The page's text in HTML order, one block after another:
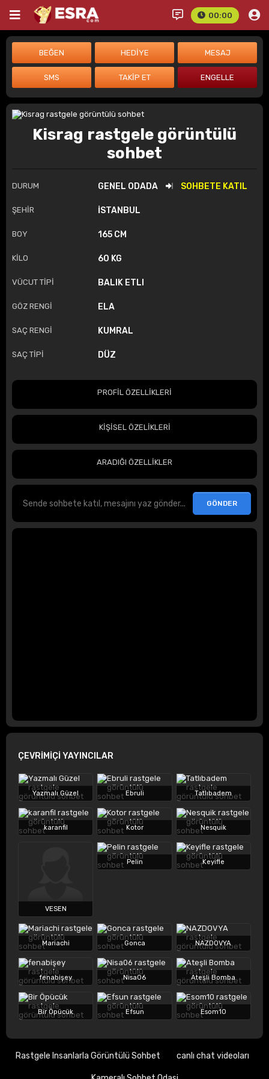
00:00
Kisrag rastgele görüntülü
sohbet
DURUM GENEL ODADA SOHBETE KATIL
ŞEHİR İSTANBUL
BOY 165 CM
KİLO 60 KG
VÜCUT TİPİ BALIK ETLI
GÖZ RENGİ ELA
SAÇ RENGİ KUMRAL
SAÇ TİPİ DÜZ
PROFİL ÖZELLİKLERİ
KİŞİSEL ÖZELİKLERİ
ARADIĞI ÖZELLİKLER
ÇEVRİMİÇİ YAYINCILAR
Yazmalı Güzel Ebruli Tatlıbadem
karanfil Kotor Nesquik
VESEN
Pelin Keyifle
Mariachi Gonca NAZDOVYA
fenabişey Nisa06 Ateşli Bomba
Bir Öpücük Efsun Esom10
Rastgele Insanlarla Görüntülü Sohbet canlı chat videoları